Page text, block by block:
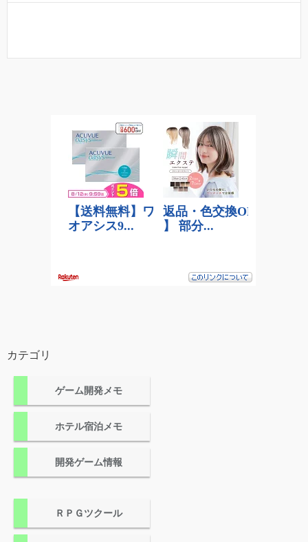
カテゴリ
ゲーム開発メモ
ホテル宿泊メモ
開発ゲーム情報
ＲＰＧツクール